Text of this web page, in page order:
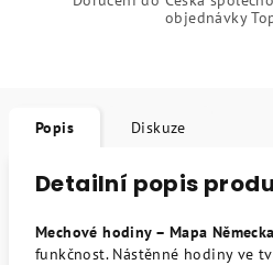
objednávky
Popis Diskuze
Detailní popis
Mechové hodiny – Mapa Německa
funkčnost. Nástěnné hodiny ve